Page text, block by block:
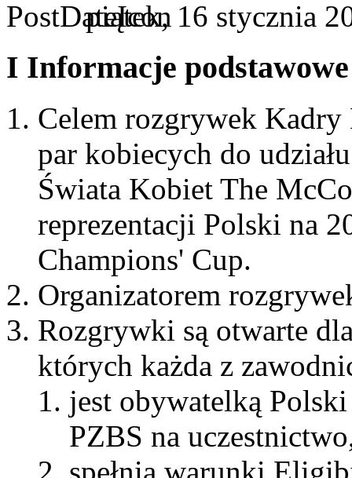
piątek, 16 stycznia
I Informacje podstawowe
Celem rozgrywek
par kobiecych do
Świata Kobiet The
reprezentacji Polski na
Champions' Cup.
Organizatorem
Rozgrywki są otwarte
których każda z
jest obywatelką
PZBS na
spełnia warunki